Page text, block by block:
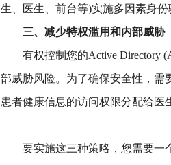
生、医生、前台等)实施多因素身
三、减少特权滥用和内部威胁
有权控制您的Active Directory
部威胁风险。为了确保安全性，需
患者健康信息的访问权限分配给医
要实施这三种策略，您需要一